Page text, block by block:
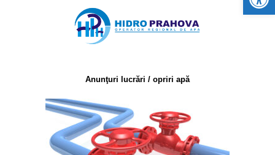
Guvernanță Corporativă
Informații de interes public
Calitatea apei
Anunţuri lucrări / opriri apă